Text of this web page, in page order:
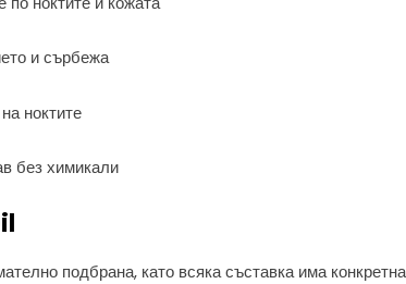
и сърбежа
ноктите
без химикали
подбрана, като всяка съставка има